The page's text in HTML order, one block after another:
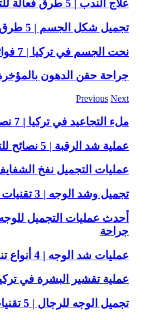
علاج الندب | 5 طرق فعالة للتخلص منها
تجميل شكل الجسم | 5 طرق فعالة
نحت الجسم في تركيا | 7 فوائد مذهلة للعملية
جراحة حقن الدهون بالمؤخرة | 5 فوائد
Previous Next
ملء التجاعيد في تركيا | 7 نصائح قبل البدء
عملية شد الرقبة | 5 نصائح للتعافي
عمليات التجميل نفخ الشفايف | 7 أنواع
تجميل وشد الوجه | 3 تقنيات بدون جراحة
جراحة
عمليات شد الوجه | 4 أنواع تناسب بشرتك
عملية تقشير البشرة في تركيا | 5 تقنيات
تجميل الوجه للرجال | 5 تقنيات لنتائج طبيعية